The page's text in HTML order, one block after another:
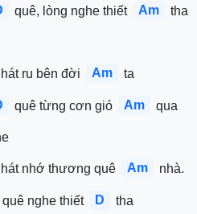
quê, lòng nghe thiết Am tha
hát ru bên đời Am ta
quê từng cơn gió Am qua
hát nhớ thương quê Am nhà.
nghe thiết D tha